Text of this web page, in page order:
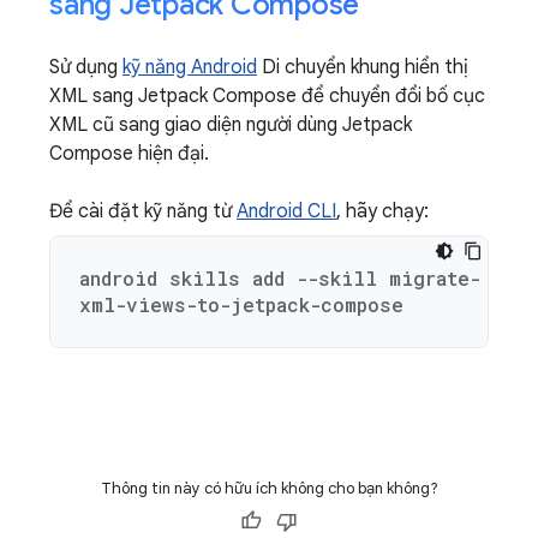
Sử dụng kỹ năng Android Di chuyển khung hiển thị
XML sang Jetpack Compose để chuyển đổi bố cục
XML cũ sang giao diện người dùng Jetpack
Compose hiện đại.
Để cài đặt kỹ năng từAndroid CLI, hãy chạy:
android skills add --skill migrate-
xml-views-to-jetpack-compose
Thông tin này có hữu ích không cho bạn không?